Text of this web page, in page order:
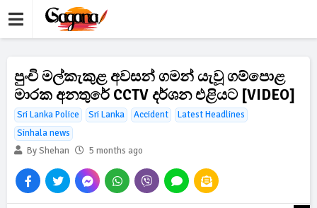
පුංචි මල්කැකුළ අවසන් ගමන් යැවූ ගම්පොළ
මාරක අනතුරේ CCTV දර්ශන එළියට [VIDEO]
Sri Lanka Police Sri Lanka Accident
Latest Headlines
Sinhala news
By Shehan
5 months ago